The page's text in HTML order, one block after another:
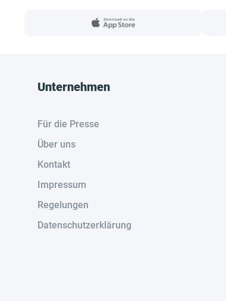
Unternehmen
Für die Presse
Über uns
Kontakt
Impressum
Regelungen
Datenschutzerklärung